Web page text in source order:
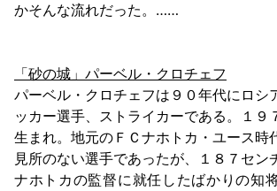
かそんな流れだった。……
「砂の城」パーベル・クロチェフ
パーベル・クロチェフは９０年代にロシ
ッカー選手、ストライカーである。１９
生まれ。地元のＦＣナホトカ・ユース時
見所のない選手であったが、１８７セン
ナホトカの監督に就任したばかりの知